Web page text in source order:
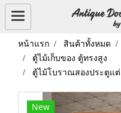
หน้าแรก สินค้าทั้งหมด
ตู้ไม้เก็บของ ตู้ทรงสูง
ตู้ไม้โบราณสองประตูแต่
New